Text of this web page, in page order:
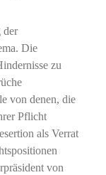
der
Die
zu
von denen, die
Pflicht
als Verrat
von